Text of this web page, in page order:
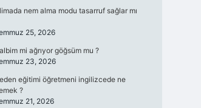
nem alma modu tasarruf sağlar mı
25, 2026
mi ağrıyor göğsüm mu ?
23, 2026
eğitimi öğretmeni ingilizcede ne
?
21, 2026